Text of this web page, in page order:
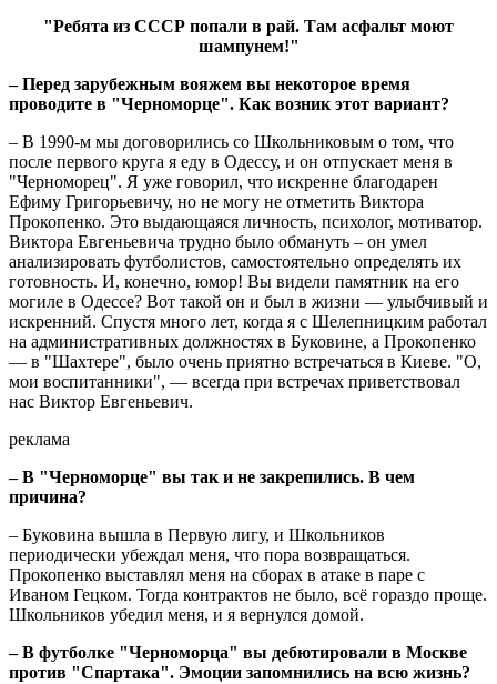
"Ребята из СССР попали в рай. Там асфальт моют
шампунем!"
– Перед зарубежным вояжем вы некоторое время
проводите в "Черноморце". Как возник этот вариант?
– В 1990-м мы договорились со Школьниковым о том, что
после первого круга я еду в Одессу, и он отпускает меня в
"Черноморец". Я уже говорил, что искренне благодарен
Ефиму Григорьевичу, но не могу не отметить Виктора
Прокопенко. Это выдающаяся личность, психолог, мотиватор.
Виктора Евгеньевича трудно было обмануть – он умел
анализировать футболистов, самостоятельно определять их
готовность. И, конечно, юмор! Вы видели памятник на его
могиле в Одессе? Вот такой он и был в жизни — улыбчивый и
искренний. Спустя много лет, когда я с Шелепницким работал
на административных должностях в Буковине, а Прокопенко
— в "Шахтере", было очень приятно встречаться в Киеве. "О,
мои воспитанники", — всегда при встречах приветствовал
нас Виктор Евгеньевич.
реклама
– В "Черноморце" вы так и не закрепились. В чем
причина?
– Буковина вышла в Первую лигу, и Школьников
периодически убеждал меня, что пора возвращаться.
Прокопенко выставлял меня на сборах в атаке в паре с
Иваном Гецком. Тогда контрактов не было, всё гораздо проще.
Школьников убедил меня, и я вернулся домой.
– В футболке "Черноморца" вы дебютировали в Москве
против "Спартака". Эмоции запомнились на всю жизнь?